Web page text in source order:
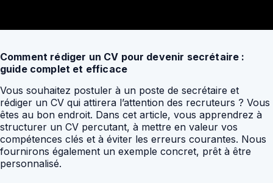
Comment rédiger un CV pour devenir secrétaire :
guide complet et efficace
Vous souhaitez postuler à un poste de secrétaire et
rédiger un CV qui attirera l’attention des recruteurs ? Vous
êtes au bon endroit. Dans cet article, vous apprendrez à
structurer un CV percutant, à mettre en valeur vos
compétences clés et à éviter les erreurs courantes. Nous
fournirons également un exemple concret, prêt à être
personnalisé.